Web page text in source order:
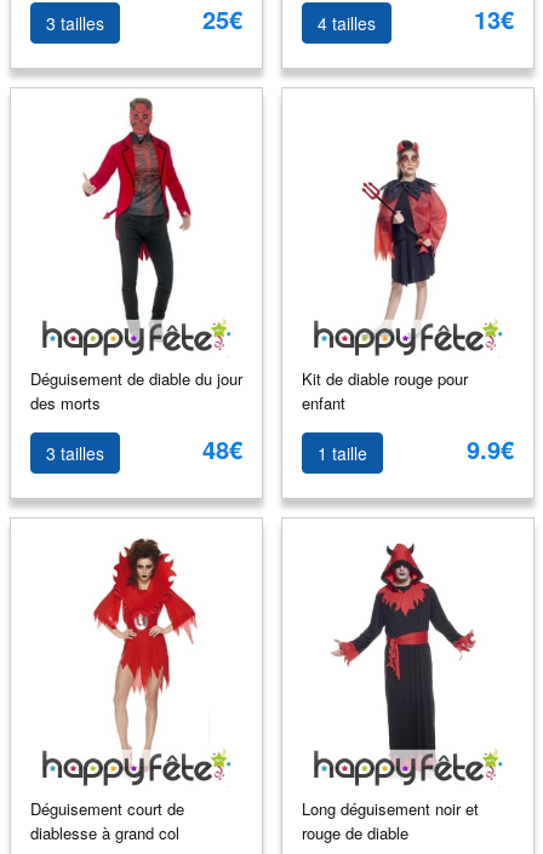
3 tailles 25€ 4 tailles 13€
Déguisement de diable du jour
des morts
3 tailles 48€
Kit de diable rouge pour
enfant
1 taille 9.9€
Déguisement court de
diablesse à grand col
Long déguisement noir et
rouge de diable